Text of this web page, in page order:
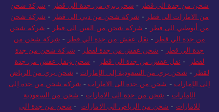
شحن من جدة الي قطر - شحن بري من جدة الي قطر - شركة شحن
من الامارات الى قطر - شركة شحن من دبي الى قطر - شركة شحن
من أبوظبي الى قطر - شركة شحن من العين الى قطر - شركة شحن
من جدة الي قطر - نقل عفش من جدة الي قطر - شركة شحن من
جدة الي قطر - شحن عفش من جدة لقطر - شركة شحن من جدة
لقطر
- نقل عفش من جدة الي قطر - شحن ونقل عفش من جدة
لقطر - شحن بري من السعودية إلى الإمارات - شحن بري من الرياض
إلى الإمارات - شحن من جدة الى الامارات - شركة شحن من جدة إلى
الإمارات - شحن من جدة الى الامارات - شحن من السعودية
للامارات - شحن من الرياض الى الامارات - شحن من جدة الى